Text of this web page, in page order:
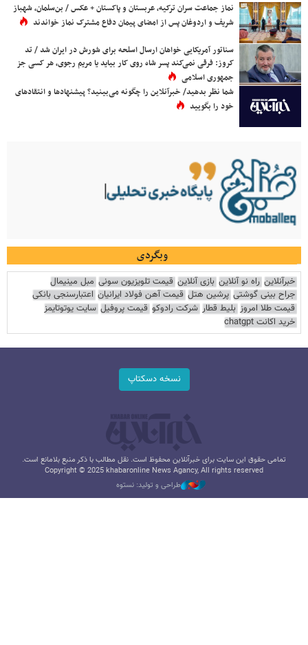
نماز جماعت سران ترکیه، عربستان و پاکستان + عکس / بن‌سلمان، شهباز
شریف و اردوغان پس از امضای پیمان دفاع مشترک نماز خواندند
سناتور آمریکایی خواهان ارسال اسلحه برای شورش در ایران شد / تد
کروز: فرقی نمی‌کند پسر شاه روی کار بیاید یا مریم رجوی، هر کسی جز
جمهوری اسلامی
شما نظر بدهید/ خبرآنلاین را چگونه می‌بینید؟ پیشنهادها و انتقادهای
خود را بگویید
وبگردی
خبرآنلاین راه نو آنلاین بازی آنلاین قیمت تلویزیون سونی مبل مینیمال
جراح بینی گوشتی پرشین هتل قیمت آهن فولاد ایرانیان اعتبارسنجی بانکی
قیمت طلا امروز بلیط قطار شرکت رادوکو قیمت پروفیل سایت یوتوتایمز
خرید اکانت chatgpt
نسخه دسکتاپ
تمامی حقوق این سایت برای خبرآنلاین محفوظ است. نقل مطالب با ذکر منبع بلامانع است.
Copyright © 2025 khabaronline News Agancy, All rights reserved
طراحی و تولید: نستوه